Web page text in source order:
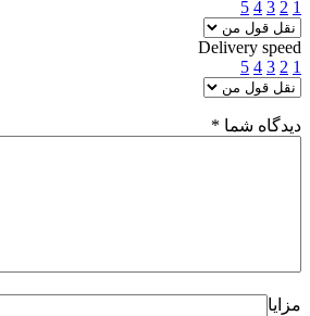
1
2
3
4
5
Delivery speed
1
2
3
4
5
دیدگاه شما *
مزایا